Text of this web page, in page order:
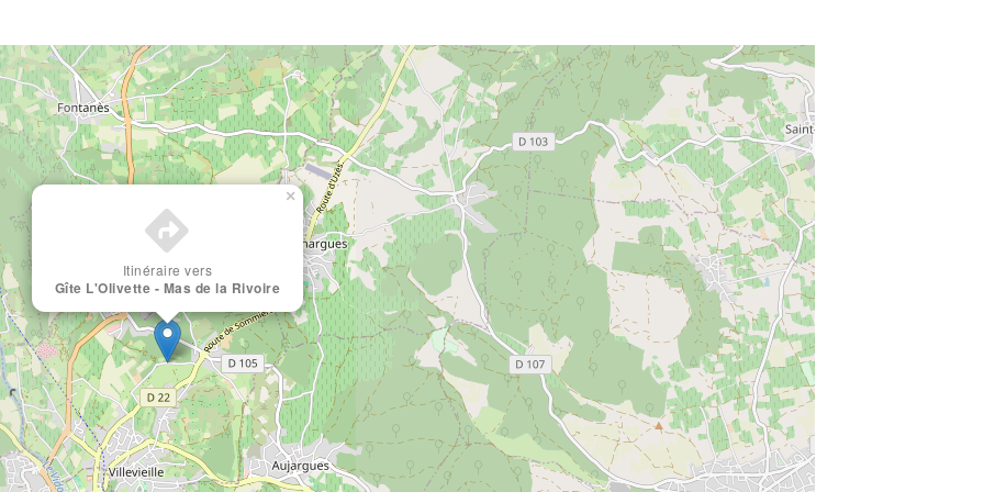
Itinéraire vers
Gîte L'Olivette - Mas de la Rivoire
×